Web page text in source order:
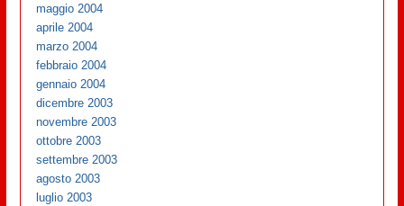
maggio 2004
aprile 2004
marzo 2004
febbraio 2004
gennaio 2004
dicembre 2003
novembre 2003
ottobre 2003
settembre 2003
agosto 2003
luglio 2003